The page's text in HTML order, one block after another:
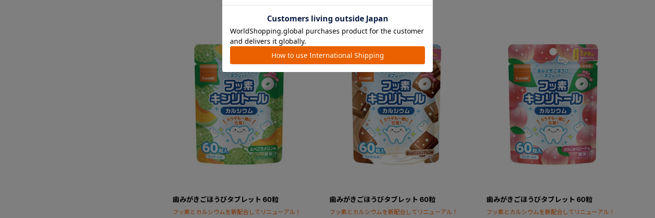
歯みがきごほうびタブレット 60粒
フッ素とカルシウムを新配合してリニューアル！
歯みがきごほうびタブレット 60粒
フッ素とカルシウムを新配合してリニューアル！
歯みがきごほうびタブレット 60粒
フッ素とカルシウムを新配合してリニューアル！